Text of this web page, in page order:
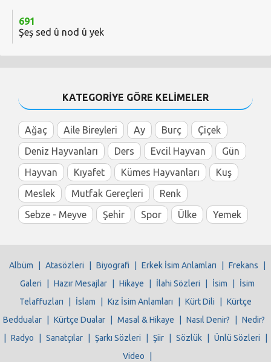
691
Şeş sed û nod û yek
KATEGORİYE GÖRE KELİMELER
Ağaç Aile Bireyleri Ay Burç
Çiçek
Deniz Hayvanları
Ders Evcil Hayvan
Gün
Hayvan
Kıyafet Kümes Hayvanları
Kuş
Meslek
Mutfak Gereçleri
Renk
Sebze - Meyve
Şehir Spor Ülke Yemek
Albüm Atasözleri Biyografi Erkek İsim Anlamları Frekans
Galeri
Hazır Mesajlar Hikaye İlahi Sözleri İsim
İsim
Telaffuzları
İslam Kız İsim Anlamları Kürt Dili
Kürtçe
Beddualar
Kürtçe Dualar Masal & Hikaye Nasıl Denir?
Nedir?
Radyo Sanatçılar Şarkı Sözleri Şiir Sözlük Ünlü Sözleri
Video